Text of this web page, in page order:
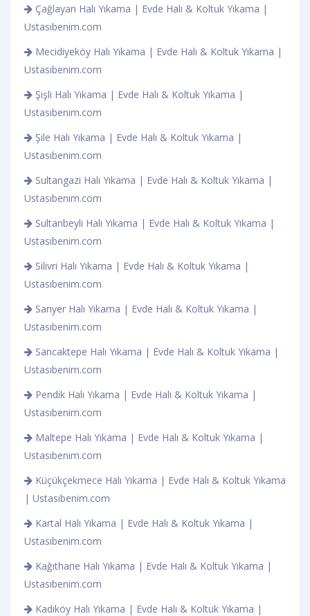
Çağlayan Halı Yıkama | Evde Halı & Koltuk Yıkama |
Ustasıbenim.com
Mecidiyeköy Halı Yıkama | Evde Halı & Koltuk Yıkama |
Ustasıbenim.com
Şişli Halı Yıkama | Evde Halı & Koltuk Yıkama |
Ustasıbenim.com
Şile Halı Yıkama | Evde Halı & Koltuk Yıkama |
Ustasıbenim.com
Sultangazi Halı Yıkama | Evde Halı & Koltuk Yıkama |
Ustasıbenim.com
Sultanbeyli Halı Yıkama | Evde Halı & Koltuk Yıkama |
Ustasıbenim.com
Silivri Halı Yıkama | Evde Halı & Koltuk Yıkama |
Ustasıbenim.com
Sarıyer Halı Yıkama | Evde Halı & Koltuk Yıkama |
Ustasıbenim.com
Sancaktepe Halı Yıkama | Evde Halı & Koltuk Yıkama |
Ustasıbenim.com
Pendik Halı Yıkama | Evde Halı & Koltuk Yıkama |
Ustasıbenim.com
Maltepe Halı Yıkama | Evde Halı & Koltuk Yıkama |
Ustasıbenim.com
Küçükçekmece Halı Yıkama | Evde Halı & Koltuk Yıkama
| Ustasıbenim.com
Kartal Halı Yıkama | Evde Halı & Koltuk Yıkama |
Ustasıbenim.com
Kağıthane Halı Yıkama | Evde Halı & Koltuk Yıkama |
Ustasıbenim.com
Kadıköy Halı Yıkama | Evde Halı & Koltuk Yıkama |